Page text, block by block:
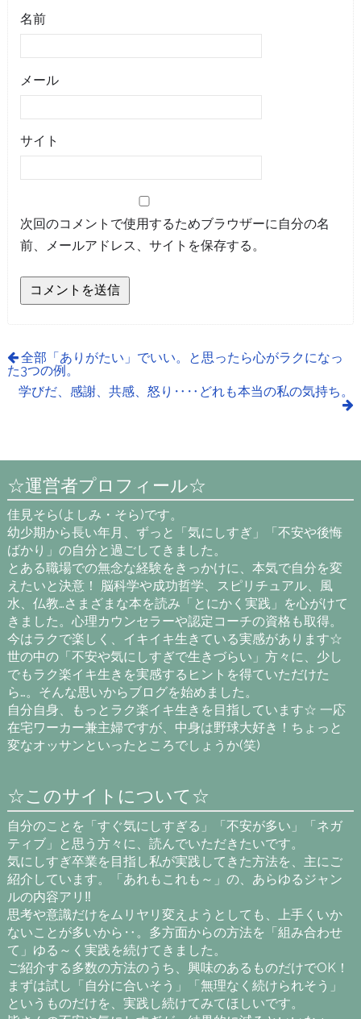
名前
メール
サイト
次回のコメントで使用するためブラウザーに自分の名
前、メールアドレス、サイトを保存する。
全部「ありがたい」でいい。と思ったら心がラクになっ
た3つの例。
学びだ、感謝、共感、怒り‥‥どれも本当の私の気持ち。
☆運営者プロフィール☆
佳見そら(よしみ・そら)です。
幼少期から長い年月、ずっと「気にしすぎ」「不安や後悔
ばかり」の自分と過ごしてきました。
とある職場での無念な経験をきっかけに、本気で自分を変
えたいと決意！ 脳科学や成功哲学、スピリチュアル、風
水、仏教…さまざまな本を読み「とにかく実践」を心がけて
きました。心理カウンセラーや認定コーチの資格も取得。
今はラクで楽しく、イキイキ生きている実感があります☆
世の中の「不安や気にしすぎで生きづらい」方々に、少し
でもラク楽イキ生きを実感するヒントを得ていただけた
ら…。そんな思いからブログを始めました。
自分自身、もっとラク楽イキ生きを目指しています☆ 一応
在宅ワーカー兼主婦ですが、中身は野球大好き！ちょっと
変なオッサンといったところでしょうか(笑)
☆このサイトについて☆
自分のことを「すぐ気にしすぎる」「不安が多い」「ネガ
ティブ」と思う方々に、読んでいただきたいです。
気にしすぎ卒業を目指し私が実践してきた方法を、主にご
紹介しています。「あれもこれも～」の、あらゆるジャン
ルの内容アリ‼
思考や意識だけをムリヤリ変えようとしても、上手くいか
ないことが多いから‥。多方面からの方法を「組み合わせ
て」ゆる～く実践を続けてきました。
ご紹介する多数の方法のうち、興味のあるものだけでOK！
まずは試し「自分に合いそう」「無理なく続けられそう」
というものだけを、実践し続けてみてほしいです。